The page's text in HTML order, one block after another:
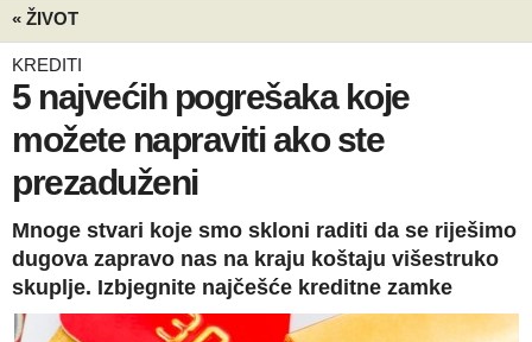
« ŽIVOT
KREDITI
5 najvećih pogrešaka koje
možete napraviti ako ste
prezaduženi
Mnoge stvari koje smo skloni raditi da se riješimo
dugova zapravo nas na kraju koštaju višestruko
skuplje. Izbjegnite najčešće kreditne zamke